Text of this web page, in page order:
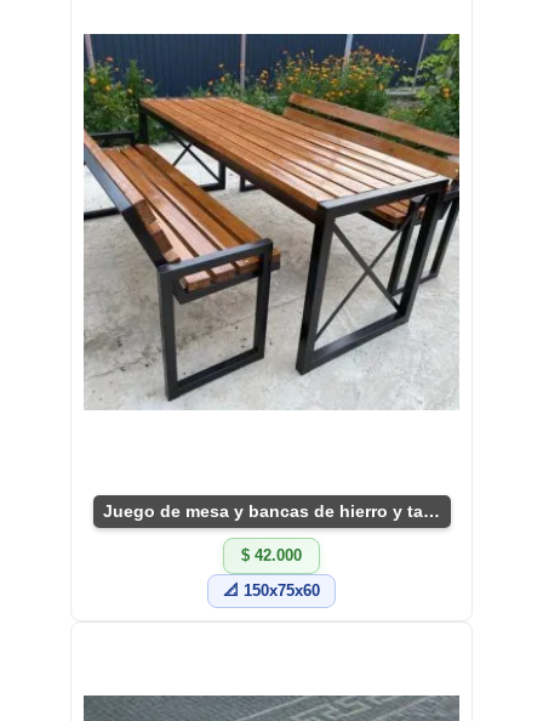
Juego de mesa y bancas de hierro y tablones
$ 42.000
📐 150x75x60